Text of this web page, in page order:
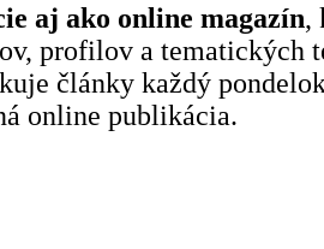
aj ako online magazín,
profilov a tematických
články každý
online publikácia.